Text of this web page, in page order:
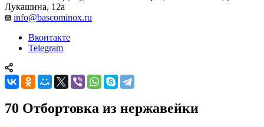
Лукашина, 12а
info@bascominox.ru
Вконтакте
Telegram
70 Отбортовка из нержавейки